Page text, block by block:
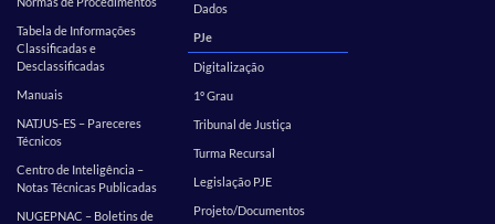
Tabela de Informações
Classificadas e
Desclassificadas
Manuais
NATJUS-ES – Pareceres
Técnicos
Centro de Inteligência –
Notas Técnicas Publicadas
NUGEPNAC – Boletins de
Dados
PJe
Digitalização
1º Grau
Tribunal de Justiça
Turma Recursal
Legislação PJE
Projeto/Documentos